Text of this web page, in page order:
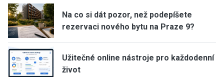
Na co si dát pozor, než podepíšete
rezervaci nového bytu na Praze 9?
Užitečné online nástroje pro každodenní
život